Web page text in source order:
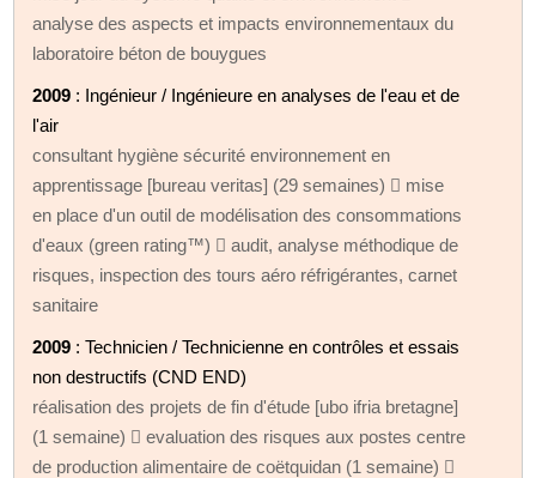
analyse des aspects et impacts environnementaux du
laboratoire béton de bouygues
2009 : Ingénieur / Ingénieure en analyses de l'eau et de
l'air
consultant hygiène sécurité environnement en
apprentissage [bureau veritas] (29 semaines)  mise
en place d'un outil de modélisation des consommations
d'eaux (green rating™)  audit, analyse méthodique de
risques, inspection des tours aéro réfrigérantes, carnet
sanitaire
2009 : Technicien / Technicienne en contrôles et essais
non destructifs (CND END)
réalisation des projets de fin d'étude [ubo ifria bretagne]
(1 semaine)  evaluation des risques aux postes centre
de production alimentaire de coëtquidan (1 semaine) 